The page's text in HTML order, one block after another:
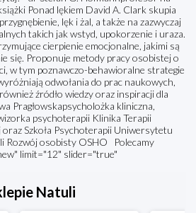
Ponad lękiem David A. Clark skupia
lęk i żal, a także na zazwyczaj
takich jak wstyd, upokorzenie i uraza.
cierpienie emocjonalne, jakimi są
się. Proponuje metody pracy osobistej o
w tym poznawczo-behawioralne strategie
odwołania do prac naukowych,
źródło wiedzy oraz inspiracji dla
Pragłowskapsycholożka kliniczna,
psychoterapii Klinika Terapii
Szkoła Psychoterapii Uniwersytetu
Rozwój osobisty OSHO Polecamy
limit="12" slider="true"
Natuli